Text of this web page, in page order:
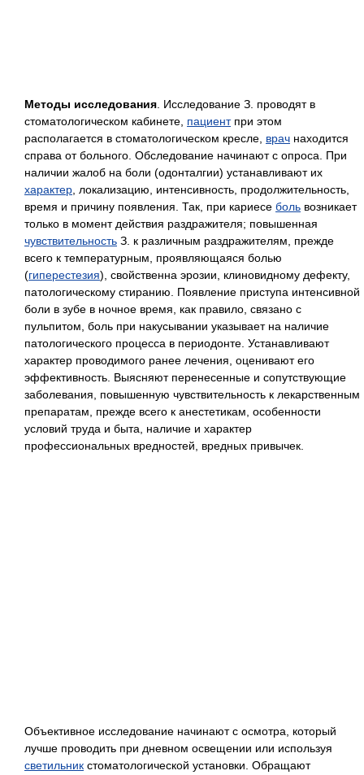
Методы исследования. Исследование З. проводят в
стоматологическом кабинете, пациентпри этом
располагается в стоматологическом кресле, врач находится
справа от больного. Обследование начинают с опроса. При
наличии жалоб на боли (одонталгии) устанавливают их
характер, локализацию, интенсивность, продолжительность,
время и причину появления. Так, при кариесе боль возникает
только в момент действия раздражителя; повышенная
чувствительность З. к различным раздражителям, прежде
всего к температурным, проявляющаяся болью
(гиперестезия), свойственна эрозии, клиновидному дефекту,
патологическому стиранию. Появление приступа интенсивной
боли в зубе в ночное время, как правило, связано с
пульпитом, боль при накусывании указывает на наличие
патологического процесса в периодонте. Устанавливают
характер проводимого ранее лечения, оценивают его
эффективность. Выясняют перенесенные и сопутствующие
заболевания, повышенную чувствительность к лекарственным
препаратам, прежде всего к анестетикам, особенности
условий труда и быта, наличие и характер
профессиональных вредностей, вредных привычек.
Объективное исследование начинают с осмотра, который
лучше проводить при дневном освещении или используя
светильник стоматологической установки. Обращают